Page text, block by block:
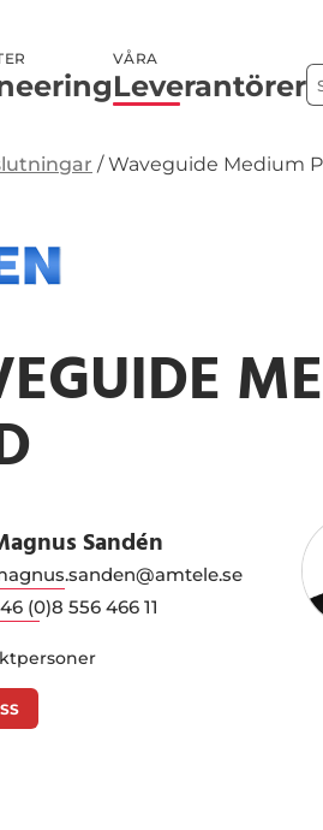
VÅRA
Leverantörer
/Waveguide Medium
Sandén
(0)8 556 466 11